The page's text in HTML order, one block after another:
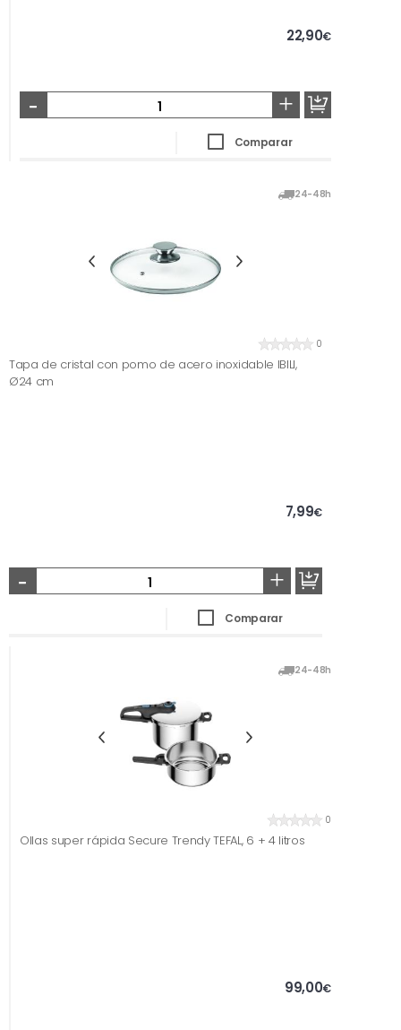
22,90€
- +
Comparar
24-48h
0
Tapa de cristal con pomo de acero inoxidable IBILI,
Ø24 cm
7,99€
- +
Comparar
24-48h
0
Ollas super rápida Secure Trendy TEFAL, 6 + 4 litros
99,00€